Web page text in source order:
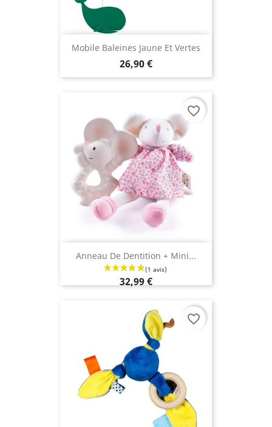
Mobile Baleines Jaune Et Vertes
26,90 €
Anneau De Dentition + Mini...
32,99 €
favorite_border
favorite_border